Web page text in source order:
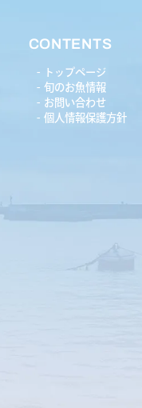
CONTENTS
トップページ
旬のお魚情報
お問い合わせ
個人情報保護方針